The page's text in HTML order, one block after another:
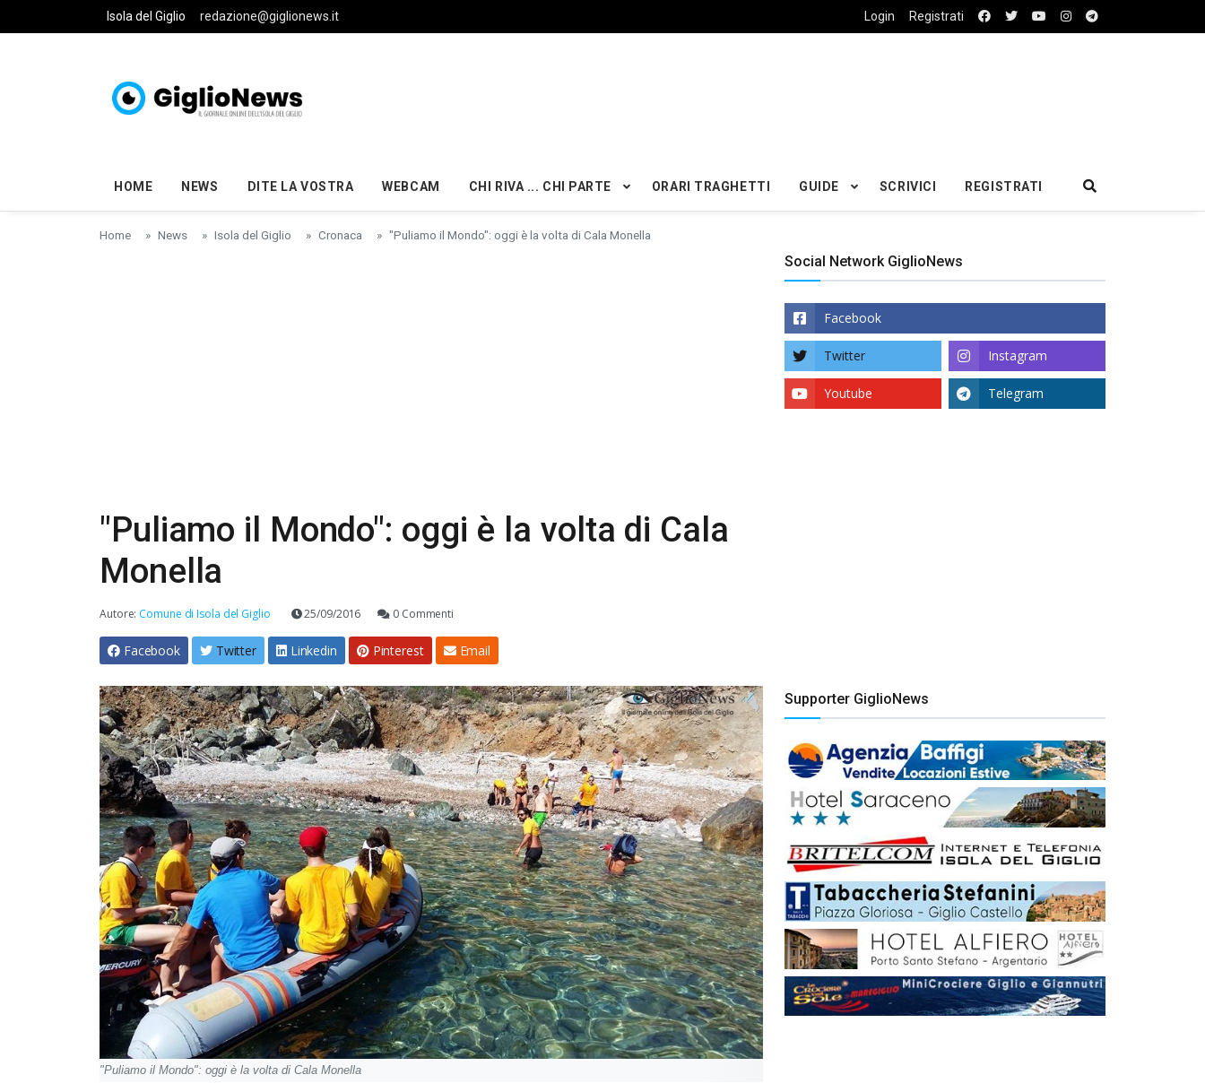
Skip to main content
Isola del Giglio redazione@giglionews.it Login Registrati
HOME NEWS DITE LA VOSTRA WEBCAM CHI RIVA ... CHI PARTE ORARI TRAGHETTI GUIDE SCRIVICI REGISTRATI
Home News Isola del Giglio Cronaca "Puliamo il Mondo": oggi è la volta di Cala Monella
"Puliamo il Mondo": oggi è la volta di Cala
Monella
Autore: Comune di Isola del Giglio 25/09/2016 0 Commenti
Facebook Twitter Linkedin Pinterest Email
"Puliamo il Mondo": oggi è la volta di Cala Monella
Social Network GiglioNews
Facebook
Twitter Instagram
Youtube Telegram
Supporter GiglioNews